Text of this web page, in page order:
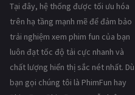
Tại đây, hệ thống được tối ưu hóa
trên hạ tầng mạnh mẽ để đảm bảo
trải nghiệm xem phim fun của bạn
luôn đạt tốc độ tải cực nhanh và
chất lượng hiển thị sắc nét nhất. Dù
bạn gọi chúng tôi là PhimFun hay